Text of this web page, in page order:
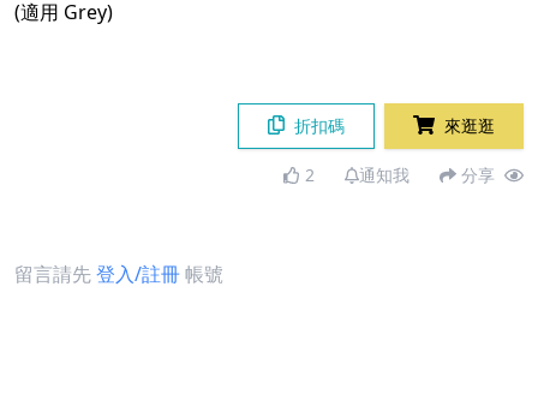
(適用 Grey)
折扣碼 來逛逛
2 通知我 分享
留言請先登入/註冊帳號